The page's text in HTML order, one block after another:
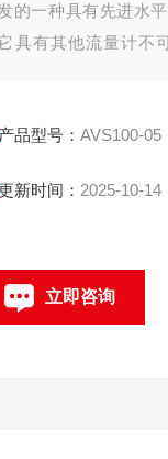
的一种具有先进水
具有其他流量计不
产品型号：AVS100-05
新时间： 2025-10-14
立即咨询